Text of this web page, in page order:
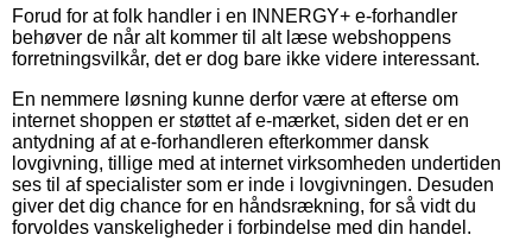
Forud for at folk handler i en INNERGY+ e-forhandler
behøver de når alt kommer til alt læse webshoppens
forretningsvilkår, det er dog bare ikke videre interessant.
En nemmere løsning kunne derfor være at efterse om
internet shoppen er støttet af e-mærket, siden det er en
antydning af at e-forhandleren efterkommer dansk
lovgivning, tillige med at internet virksomheden undertiden
ses til af specialister som er inde i lovgivningen. Desuden
giver det dig chance for en håndsrækning, for så vidt du
forvoldes vanskeligheder i forbindelse med din handel.